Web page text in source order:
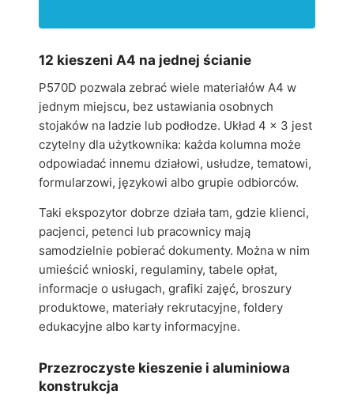
12 kieszeni A4 na jednej ścianie
P570D pozwala zebrać wiele materiałów A4 w
jednym miejscu, bez ustawiania osobnych
stojaków na ladzie lub podłodze. Układ 4 x 3 jest
czytelny dla użytkownika: każda kolumna może
odpowiadać innemu działowi, usłudze, tematowi,
formularzowi, językowi albo grupie odbiorców.
Taki ekspozytor dobrze działa tam, gdzie klienci,
pacjenci, petenci lub pracownicy mają
samodzielnie pobierać dokumenty. Można w nim
umieścić wnioski, regulaminy, tabele opłat,
informacje o usługach, grafiki zajęć, broszury
produktowe, materiały rekrutacyjne, foldery
edukacyjne albo karty informacyjne.
Przezroczyste kieszenie i aluminiowa
konstrukcja